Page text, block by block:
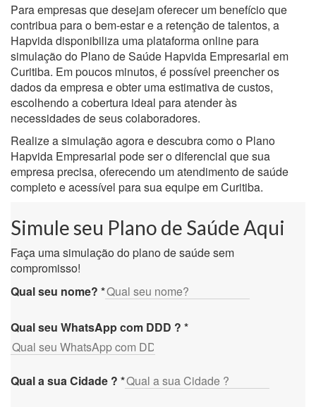
Para empresas que desejam oferecer um benefício que
contribua para o bem-estar e a retenção de talentos, a
Hapvida disponibiliza uma plataforma online para
simulação do Plano de Saúde Hapvida Empresarial em
Curitiba. Em poucos minutos, é possível preencher os
dados da empresa e obter uma estimativa de custos,
escolhendo a cobertura ideal para atender às
necessidades de seus colaboradores.
Realize a simulação agora e descubra como o Plano
Hapvida Empresarial pode ser o diferencial que sua
empresa precisa, oferecendo um atendimento de saúde
completo e acessível para sua equipe em Curitiba.
Simule seu Plano de Saúde Aqui
Faça uma simulação do plano de saúde sem
compromisso!
Qual seu nome? *
Qual seu WhatsApp com DDD ? *
Qual a sua Cidade ? *